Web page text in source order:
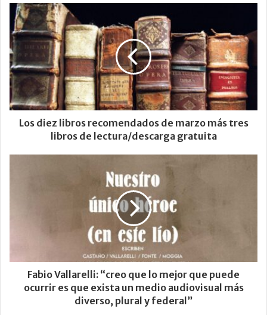
Los diez libros recomendados de marzo más tres
libros de lectura/descarga gratuita
Fabio Vallarelli: “creo que lo mejor que puede
ocurrir es que exista un medio audiovisual más
diverso, plural y federal”